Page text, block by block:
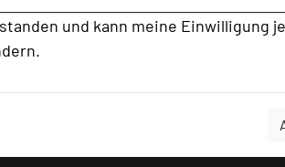
und kann meine Einwilligung
erprobt und immer offen für
nur dankbar zurück, sondern auch
digitalen Lösungen und
gleichermaßen begeistern.